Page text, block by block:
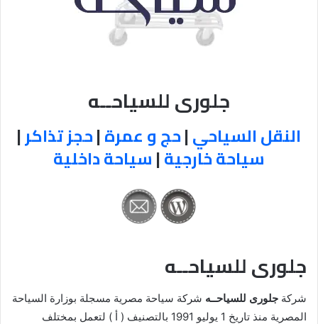
جلورى للسياحــه
النقل السياحي|حج و عمرة|حجز تذاكر|
سياحة خارجية|سياحة داخلية
جلورى للسياحــه
شركة جلورى للسياحــه شركة سياحة مصرية مسجلة بوزارة السياحة
المصرية منذ تاريخ 1 يوليو 1991 بالتصنيف ( أ ) لتعمل بمختلف